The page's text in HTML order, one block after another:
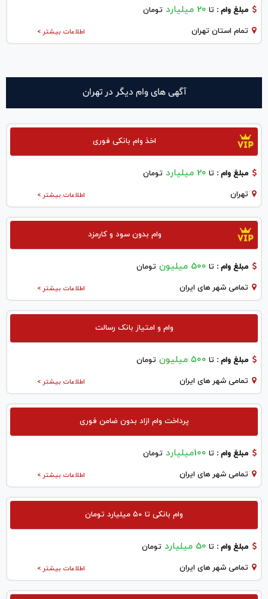
مبلغ وام : تا 20 میلیارد تومان
اطلاعات بیشتر > تمام استان تهران
آگهی های وام دیگر در تهران
اخذ وام بانکی فوری
مبلغ وام : تا 20 میلیارد تومان
اطلاعات بیشتر > تهران
وام بدون سود و کارمزد
مبلغ وام : تا 500 میلیون تومان
اطلاعات بیشتر > تمامی شهر های ایران
وام و امتیاز بانک رسالت
مبلغ وام : تا ۵۰۰ میلیون تومان
اطلاعات بیشتر > تمامی شهر های ایران
پرداخت وام ازاد بدون ضامن فوری
مبلغ وام : تا 100میلیارد تومان
اطلاعات بیشتر > تمامی شهر های ایران
وام بانکی تا ۵۰ میلیارد تومان
مبلغ وام : تا 50 میلیارد تومان
اطلاعات بیشتر > تمامی شهر های ایران